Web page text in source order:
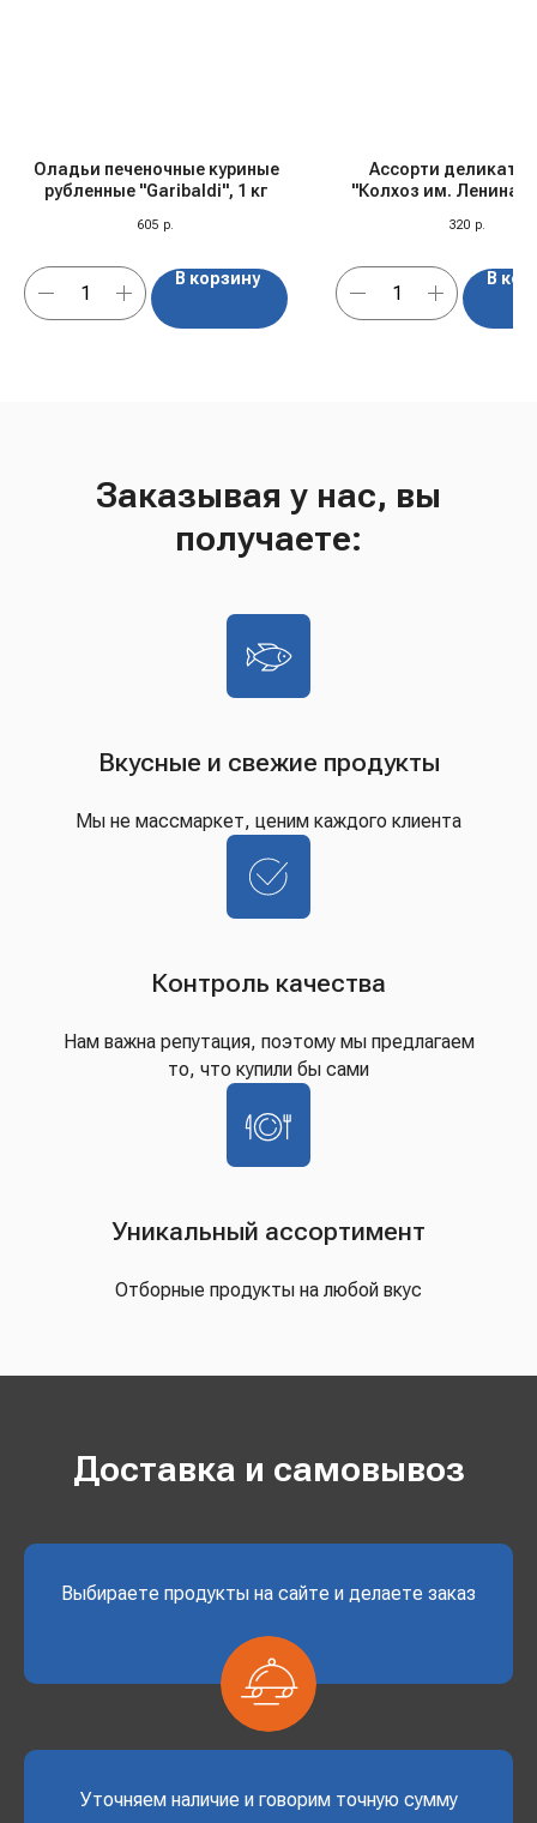
Оладьи печеночные куриные
рубленные "Garibaldi", 1 кг
605 р.
В корзину
Ассорти
"Колхоз им. Ленина",
320 р.
В
Заказывая у нас, вы
получаете:
Вкусные и свежие продукты
Мы не массмаркет, ценим каждого клиента
Контроль качества
Нам важна репутация, поэтому мы предлагаем
то, что купили бы сами
Уникальный ассортимент
Отборные продукты на любой вкус
Доставка и самовывоз
Выбираете продукты на сайте и делаете заказ
Уточняем наличие и говорим точную сумму